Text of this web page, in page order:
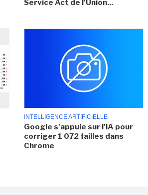
Service Act de l'Union...
INTELLIGENCE ARTIFICIELLE
Google s'appuie sur l'IA pour
corriger 1 072 failles dans
Chrome